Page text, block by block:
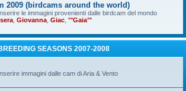
2009 (birdcams around the world)
le immagini provenienti dalle birdcam del mondo
Giovanna Giac °°Gaia°°
SEASONS 2007-2008
immagini dalle cam di Aria & Vento